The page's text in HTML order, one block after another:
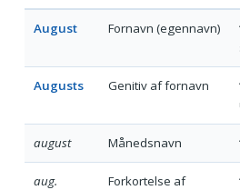
August Fornavn (egennavn)
Augusts Genitiv af fornavn
august Månedsnavn
aug.
Forkortelse af